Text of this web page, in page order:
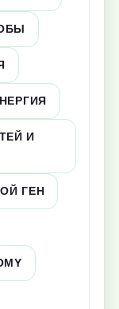
И
ГЕН